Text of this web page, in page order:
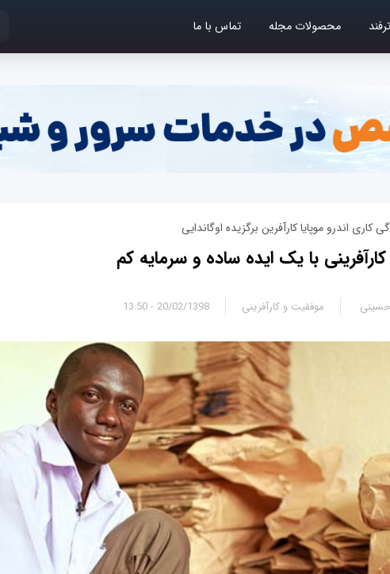
ترفند محصولات مجله تماس با ما
کاری اندرو موپایا کارآفرین برگزیده اوگاندایی
کارآفرینی با یک ایده‌ ساده و سرمایه‌ کم
20/02/1398 - 13:50 موفقیت و کارآفرینی